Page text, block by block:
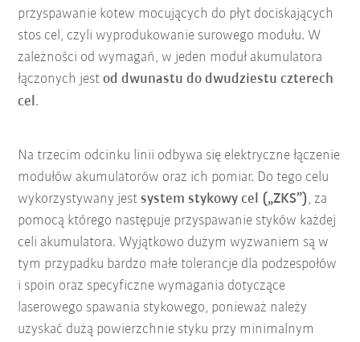
przyspawanie kotew mocujących do płyt dociskających
stos cel, czyli wyprodukowanie surowego modułu. W
zależności od wymagań, w jeden moduł akumulatora
łączonych jestod dwunastu do dwudziestu czterech
cel.
Na trzecim odcinku linii odbywa się elektryczne łączenie
modułów akumulatorów oraz ich pomiar. Do tego celu
wykorzystywany jestsystem stykowy cel („ZKS”), za
pomocą którego następuje przyspawanie styków każdej
celi akumulatora. Wyjątkowo dużym wyzwaniem są w
tym przypadku bardzo małe tolerancje dla podzespołów
i spoin oraz specyficzne wymagania dotyczące
laserowego spawania stykowego, ponieważ należy
uzyskać dużą powierzchnie styku przy minimalnym